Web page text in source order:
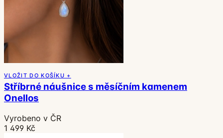
VLOŽIT DO KOŠÍKU +
Stříbrné náušnice s měsíčním kamenem
Onellos
Vyrobeno v ČR
1 499 Kč